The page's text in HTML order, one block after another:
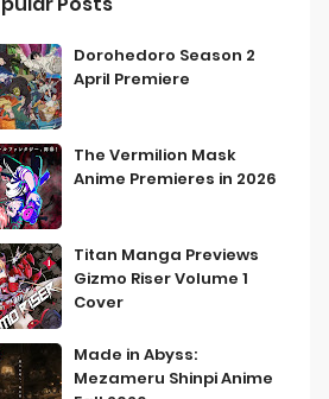
Dorohedoro Season 2
April Premiere
The Vermilion Mask
Anime Premieres in 2026
Titan Manga Previews
Gizmo Riser Volume 1
Cover
Made in Abyss:
Mezameru Shinpi Anime